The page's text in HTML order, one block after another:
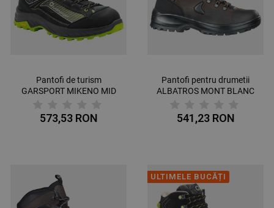
Pantofi de turism
GARSPORT MIKENO MID
573,53 RON
Pantofi pentru drumetii
ALBATROS MONT BLANC
541,23 RON
ULTIMELE BUCĂȚI